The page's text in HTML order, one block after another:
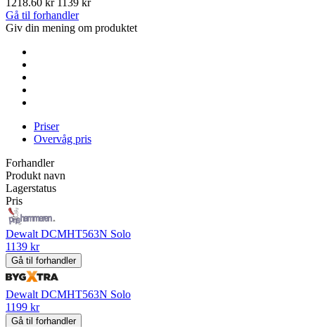
Gå til forhandler
Giv din mening om produktet
Priser
Overvåg pris
Forhandler
Produkt navn
Lagerstatus
Pris
Dewalt DCMHT563N Solo
1139 kr
Gå til forhandler
Dewalt DCMHT563N Solo
1199 kr
Gå til forhandler